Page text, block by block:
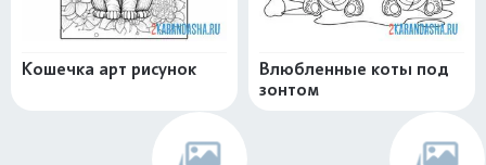
Кошечка арт рисунок
Влюбленные коты под
зонтом